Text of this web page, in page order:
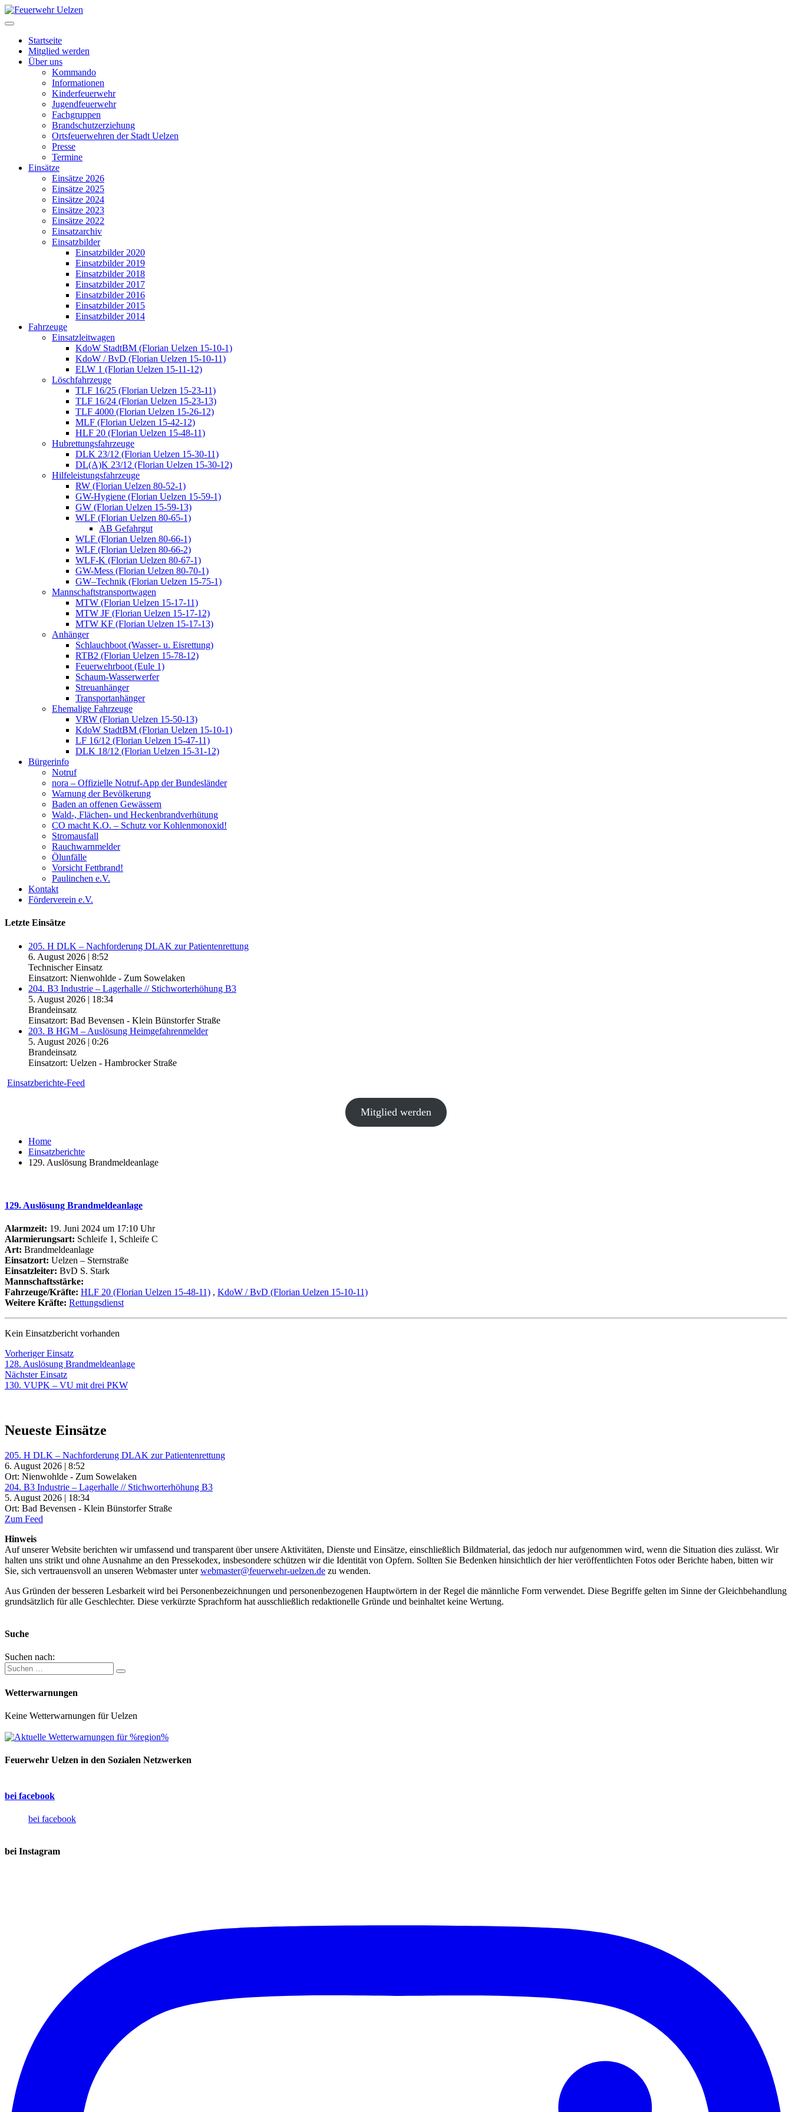
Startseite
Mitglied werden
Über uns
Kommando
Informationen
Kinderfeuerwehr
Jugendfeuerwehr
Fachgruppen
Brandschutzerziehung
Ortsfeuerwehren der Stadt Uelzen
Presse
Termine
Einsätze
Einsätze 2026
Einsätze 2025
Einsätze 2024
Einsätze 2023
Einsätze 2022
Einsatzarchiv
Einsatzbilder
Einsatzbilder 2020
Einsatzbilder 2019
Einsatzbilder 2018
Einsatzbilder 2017
Einsatzbilder 2016
Einsatzbilder 2015
Einsatzbilder 2014
Fahrzeuge
Einsatzleitwagen
KdoW StadtBM (Florian Uelzen 15-10-1)
KdoW / BvD (Florian Uelzen 15-10-11)
ELW 1 (Florian Uelzen 15-11-12)
Löschfahrzeuge
TLF 16/25 (Florian Uelzen 15-23-11)
TLF 16/24 (Florian Uelzen 15-23-13)
TLF 4000 (Florian Uelzen 15-26-12)
MLF (Florian Uelzen 15-42-12)
HLF 20 (Florian Uelzen 15-48-11)
Hubrettungsfahrzeuge
DLK 23/12 (Florian Uelzen 15-30-11)
DL(A)K 23/12 (Florian Uelzen 15-30-12)
Hilfeleistungsfahrzeuge
RW (Florian Uelzen 80-52-1)
GW-Hygiene (Florian Uelzen 15-59-1)
GW (Florian Uelzen 15-59-13)
WLF (Florian Uelzen 80-65-1)
AB Gefahrgut
WLF (Florian Uelzen 80-66-1)
WLF (Florian Uelzen 80-66-2)
WLF-K (Florian Uelzen 80-67-1)
GW-Mess (Florian Uelzen 80-70-1)
GW–Technik (Florian Uelzen 15-75-1)
Mannschaftstransportwagen
MTW (Florian Uelzen 15-17-11)
MTW JF (Florian Uelzen 15-17-12)
MTW KF (Florian Uelzen 15-17-13)
Anhänger
Schlauchboot (Wasser- u. Eisrettung)
RTB2 (Florian Uelzen 15-78-12)
Feuerwehrboot (Eule 1)
Schaum-Wasserwerfer
Streuanhänger
Transportanhänger
Ehemalige Fahrzeuge
VRW (Florian Uelzen 15-50-13)
KdoW StadtBM (Florian Uelzen 15-10-1)
LF 16/12 (Florian Uelzen 15-47-11)
DLK 18/12 (Florian Uelzen 15-31-12)
Bürgerinfo
Notruf
nora – Offizielle Notruf-App der Bundesländer
Warnung der Bevölkerung
Baden an offenen Gewässern
Wald-, Flächen- und Heckenbrandverhütung
CO macht K.O. – Schutz vor Kohlenmonoxid!
Stromausfall
Rauchwarnmelder
Ölunfälle
Vorsicht Fettbrand!
Paulinchen e.V.
Kontakt
Förderverein e.V.
Letzte Einsätze
205. H DLK – Nachforderung DLAK zur Patientenrettung
6. August 2026 | 8:52
Technischer Einsatz
Einsatzort: Nienwohlde - Zum Sowelaken
204. B3 Industrie – Lagerhalle // Stichworterhöhung B3
5. August 2026 | 18:34
Brandeinsatz
Einsatzort: Bad Bevensen - Klein Bünstorfer Straße
203. B HGM – Auslösung Heimgefahrenmelder
5. August 2026 | 0:26
Brandeinsatz
Einsatzort: Uelzen - Hambrocker Straße
Einsatzberichte-Feed
Mitglied werden
Home
Einsatzberichte
129. Auslösung Brandmeldeanlage
129. Auslösung Brandmeldeanlage
Alarmzeit: 19. Juni 2024 um 17:10 Uhr
Alarmierungsart: Schleife 1, Schleife C
Art: Brandmeldeanlage
Einsatzort: Uelzen – Sternstraße
Einsatzleiter: BvD S. Stark
Mannschaftsstärke:
Fahrzeuge/Kräfte: HLF 20 (Florian Uelzen 15-48-11) , KdoW / BvD (Florian Uelzen 15-10-11)
Weitere Kräfte: Rettungsdienst
Kein Einsatzbericht vorhanden
Beitragsnavigation
Vorheriger EinsatzVorheriger
Einsatz:
128. Auslösung Brandmeldeanlage
Nächster EinsatzNächster
Einsatz:
130. VUPK – VU mit drei PKW
Neueste Einsätze
205. H DLK – Nachforderung DLAK zur Patientenrettung
6. August 2026 | 8:52
Ort: Nienwohlde - Zum Sowelaken
204. B3 Industrie – Lagerhalle // Stichworterhöhung B3
5. August 2026 | 18:34
Ort: Bad Bevensen - Klein Bünstorfer Straße
Zum Feed
Hinweis
Auf unserer Website berichten wir umfassend und transparent über unsere Aktivitäten, Dienste und Einsätze, einschließlich Bildmaterial, das jedoch nur aufgenommen wird, wenn die Situation dies zulässt. Wir
halten uns strikt und ohne Ausnahme an den Pressekodex, insbesondere schützen wir die Identität von Opfern. Sollten Sie Bedenken hinsichtlich der hier veröffentlichten Fotos oder Berichte haben, bitten wir
Sie, sich vertrauensvoll an unseren Webmaster unterwebmaster@feuerwehr-uelzen.de zu wenden.
Aus Gründen der besseren Lesbarkeit wird bei Personenbezeichnungen und personenbezogenen Hauptwörtern in der Regel die männliche Form verwendet. Diese Begriffe gelten im Sinne der Gleichbehandlung
grundsätzlich für alle Geschlechter. Diese verkürzte Sprachform hat ausschließlich redaktionelle Gründe und beinhaltet keine Wertung.
Suche
Suchen nach:
Wetterwarnungen
Keine Wetterwarnungen für Uelzen
Feuerwehr Uelzen in den Sozialen Netzwerken
bei facebook
bei facebook
bei Instagram